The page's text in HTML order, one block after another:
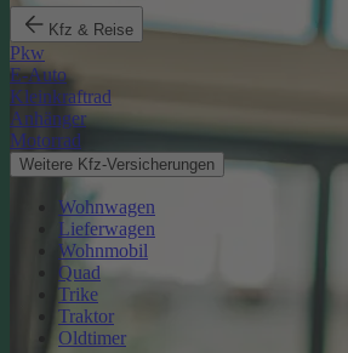
Kfz & Reise
Pkw
E-Auto
Kleinkraftrad
Anhänger
Motorrad
Weitere Kfz-Versicherungen
Wohnwagen
Lieferwagen
Wohnmobil
Quad
Trike
Traktor
Oldtimer